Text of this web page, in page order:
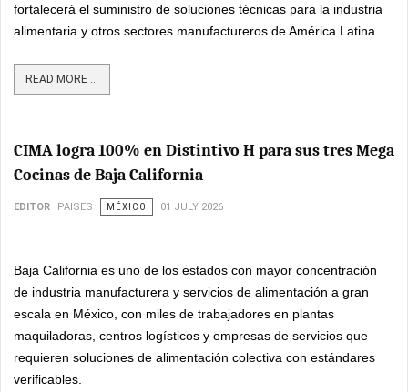
fortalecerá el suministro de soluciones técnicas para la industria
alimentaria y otros sectores manufactureros de América Latina.
READ MORE ...
CIMA logra 100% en Distintivo H para sus tres Mega
Cocinas de Baja California
EDITOR PAISES MÉXICO 01 JULY 2026
Baja California es uno de los estados con mayor concentración
de industria manufacturera y servicios de alimentación a gran
escala en México, con miles de trabajadores en plantas
maquiladoras, centros logísticos y empresas de servicios que
requieren soluciones de alimentación colectiva con estándares
verificables.